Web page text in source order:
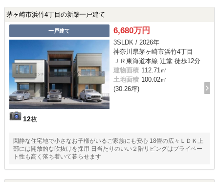
茅ヶ崎市浜竹4丁目の新築一戸建て
一戸建て
12枚
6,680万円
3SLDK / 2026年
神奈川県茅ヶ崎市浜竹4丁目
ＪＲ東海道本線 辻堂 徒歩12分
建物面積 112.71㎡
土地面積 100.02㎡
(30.26坪)
閑静な住宅地で小さなお子様がいるご家族にも安心 18畳の広々ＬＤＫ上
部には開放的な吹抜けを採用 日当たりのいい２階リビングはプライベー
ト性も高く落ち着いて暮らせます